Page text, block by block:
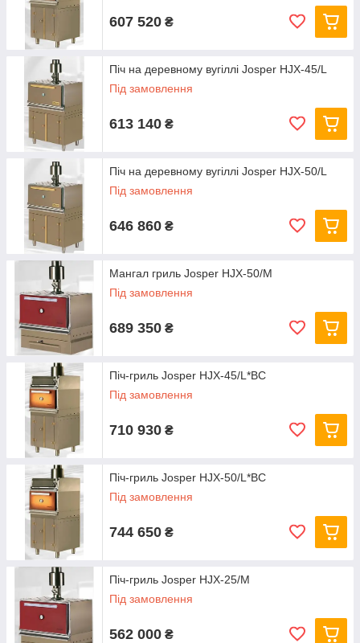
607 520 ₴
Піч на деревному вугіллі Josper HJX-45/L
Під замовлення
613 140 ₴
Піч на деревному вугіллі Josper HJX-50/L
Під замовлення
646 860 ₴
Мангал гриль Josper HJX-50/M
Під замовлення
689 350 ₴
Піч-гриль Josper HJX-45/L*BC
Під замовлення
710 930 ₴
Піч-гриль Josper HJX-50/L*BC
Під замовлення
744 650 ₴
Піч-гриль Josper HJX-25/M
Під замовлення
562 000 ₴